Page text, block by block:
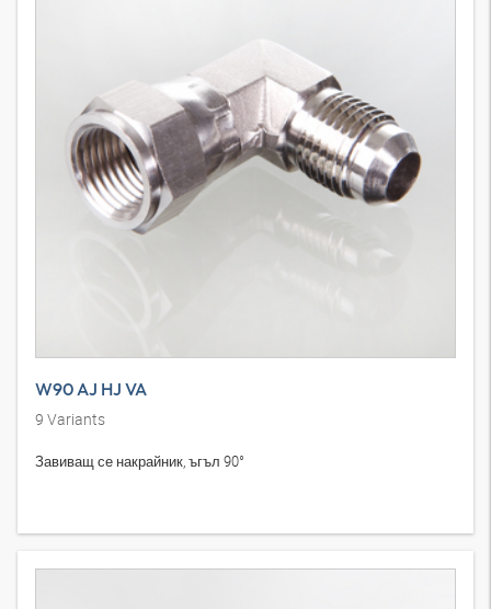
W90 AJ HJ VA
9 Variants
Завиващ се накрайник, ъгъл 90°